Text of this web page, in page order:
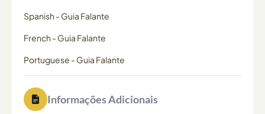
Spanish - Guia Falante
French - Guia Falante
Portuguese - Guia Falante
Informações Adicionais